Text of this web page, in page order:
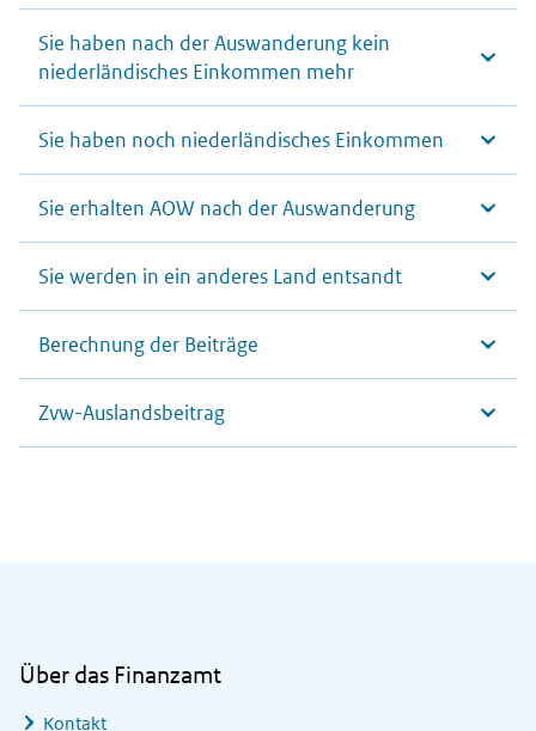
Sie haben nach der Auswanderung kein
niederländisches Einkommen mehr
Sie haben noch niederländisches Einkommen
Sie erhalten AOW nach der Auswanderung
Sie werden in ein anderes Land entsandt
Berechnung der Beiträge
Zvw-Auslandsbeitrag
Über das Finanzamt
Kontakt